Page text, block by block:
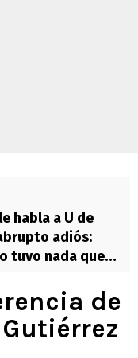
habla a U de
adiós:
tuvo nada que
de